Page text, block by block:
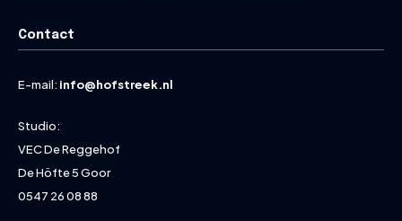
Contact
E-mail: info@hofstreek.nl
Studio:
VEC De Reggehof
De Höfte 5 Goor
0547 26 08 88